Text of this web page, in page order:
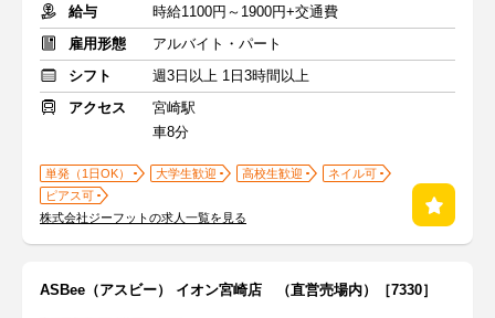
給与
時給1100円～1900円+交通費
雇用形態
アルバイト・パート
シフト
週3日以上 1日3時間以上
アクセス
宮崎駅
車8分
単発（1日OK） 大学生歓迎 高校生歓迎
ネイル可
ピアス可
株式会社ジーフットの求人一覧を見る
ASBee（アスビー） イオン宮崎店 （直営売場内）［7330］